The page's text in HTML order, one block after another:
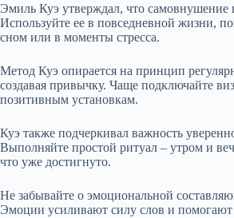
Эмиль Куэ утверждал, что самовнушение
Используйте ее в повседневной жизни,
сном или в моменты стресса.
Метод Куэ опирается на принцип
создавая привычку. Чаще подключайте
позитивным установкам.
Куэ также подчеркивал важность
Выполняйте простой ритуал – утром и
что уже достигнуто.
Не забывайте о эмоциональной
Эмоции усиливают силу слов и помогают